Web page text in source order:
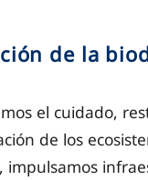
de la
el cuidado,
de los
impulsamos